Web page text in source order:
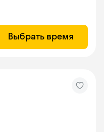
Выбрать время